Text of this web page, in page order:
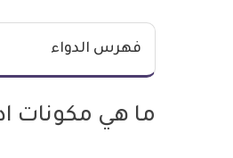
فهرس الدواء
ما هي مكونات